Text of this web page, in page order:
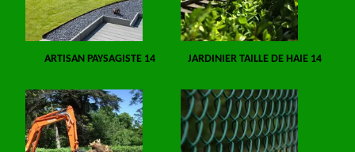
ARTISAN PAYSAGISTE 14 JARDINIER TAILLE DE HAIE 14